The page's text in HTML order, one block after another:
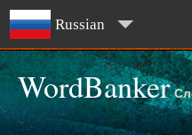
Russian
WordBanker